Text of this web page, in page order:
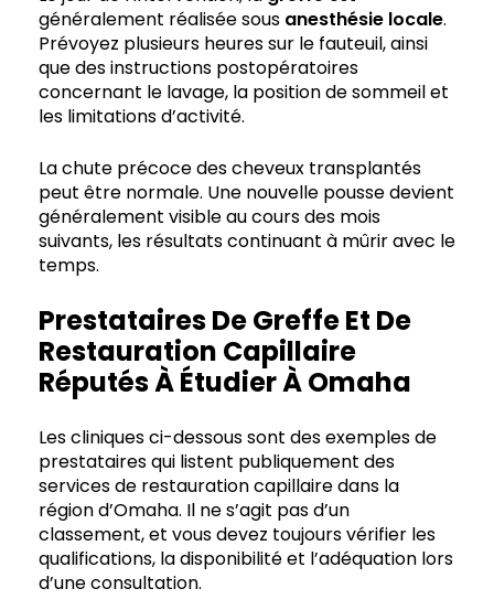
généralement réalisée sous anesthésie locale.
Prévoyez plusieurs heures sur le fauteuil, ainsi
que des instructions postopératoires
concernant le lavage, la position de sommeil et
les limitations d’activité.
La chute précoce des cheveux transplantés
peut être normale. Une nouvelle pousse devient
généralement visible au cours des mois
suivants, les résultats continuant à mûrir avec le
temps.
Prestataires De Greffe Et De
Restauration Capillaire
Réputés À Étudier À Omaha
Les cliniques ci-dessous sont des exemples de
prestataires qui listent publiquement des
services de restauration capillaire dans la
région d’Omaha. Il ne s’agit pas d’un
classement, et vous devez toujours vérifier les
qualifications, la disponibilité et l’adéquation lors
d’une consultation.